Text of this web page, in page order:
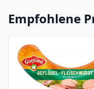
Empfohlene